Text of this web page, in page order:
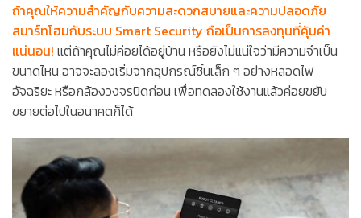
ถ้าคุณให้ความสำคัญกับความสะดวกสบายและความปลอดภัย
สมาร์ทโฮมกับระบบ Smart Security ถือเป็นการลงทุนที่คุ้มค่า
แน่นอน! แต่ถ้าคุณไม่ค่อยได้อยู่บ้าน หรือยังไม่แน่ใจว่ามีความจำเป็น
ขนาดไหน อาจจะลองเริ่มจากอุปกรณ์ชิ้นเล็ก ๆ อย่างหลอดไฟ
อัจฉริยะ หรือกล้องวงจรปิดก่อน เพื่อทดลองใช้งานแล้วค่อยขยับ
ขยายต่อไปในอนาคตก็ได้